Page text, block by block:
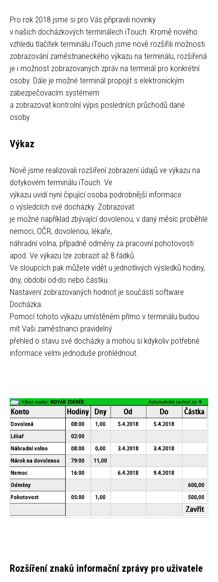
Pro rok 2018 jsme si pro Vás připravili novinky
v našich docházkových terminálech iTouch. Kromě nového
vzhledu tlačítek terminálu iTouch jsme nově rozšířili možnosti
zobrazování zaměstnaneckého výkazu na terminálu, rozšířená
je i možnost zobrazovaných zpráv na terminál pro konkrétní
osoby. Dále je možné terminál propojit s elektronickým
zabezpečovacím systémem
a zobrazovat kontrolní výpis posledních průchodů dané
osoby.
Výkaz
Nově jsme realizovali rozšíření zobrazení údajů ve výkazu na
dotykovém terminálu iTouch. Ve
výkazu uvidí nyní čipující osoba podrobnější informace
o výsledcích své docházky. Zobrazovat
je možné například zbývající dovolenou, v daný měsíc proběhlé
nemoci, OČR, dovolenou, lékaře,
náhradní volna, případně odměny za pracovní pohotovosti
apod. Ve výkazu lze zobrazit až 8 řádků.
Ve sloupcích pak můžete vidět u jednotlivých výsledků hodiny,
dny, období od-do nebo částku.
Nastavení zobrazovaných hodnot je součástí software
Docházka.
Pomocí tohoto výkazu umístěném přímo v terminálu budou
mít Vaši zaměstnanci pravidelný
přehled o stavu své docházky a mohou si kdykoliv potřebné
informace velmi jednoduše prohlédnout.
Rozšíření znaků informační zprávy pro uživatele